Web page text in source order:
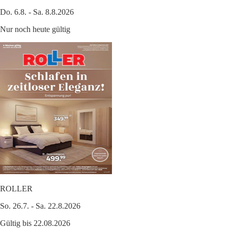
Do. 6.8. - Sa. 8.8.2026
Nur noch heute gültig
ROLLER
So. 26.7. - Sa. 22.8.2026
Gültig bis 22.08.2026